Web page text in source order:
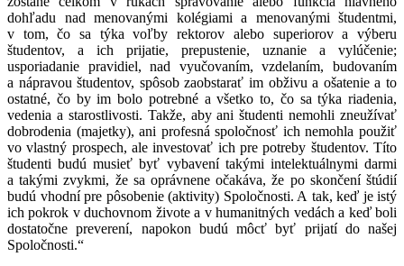
dohľadu nad menovanými kolégiami a menovanými študentmi,
v tom, čo sa týka voľby rektorov alebo superiorov a výberu
študentov, a ich prijatie, prepustenie, uznanie a vylúčenie;
usporiadanie pravidiel, nad vyučovaním, vzdelaním, budovaním
a nápravou študentov, spôsob zaobstarať im obživu a ošatenie a to
ostatné, čo by im bolo potrebné a všetko to, čo sa týka riadenia,
vedenia a starostlivosti. Takže, aby ani študenti nemohli zneužívať
dobrodenia (majetky), ani profesná spoločnosť ich nemohla použiť
vo vlastný prospech, ale investovať ich pre potreby študentov. Títo
študenti budú musieť byť vybavení takými intelektuálnymi darmi
a takými zvykmi, že sa oprávnene očakáva, že po skončení štúdií
budú vhodní pre pôsobenie (aktivity) Spoločnosti. A tak, keď je istý
ich pokrok v duchovnom živote a v humanitných vedách a keď boli
dostatočne preverení, napokon budú môcť byť prijatí do našej
Spoločnosti.“